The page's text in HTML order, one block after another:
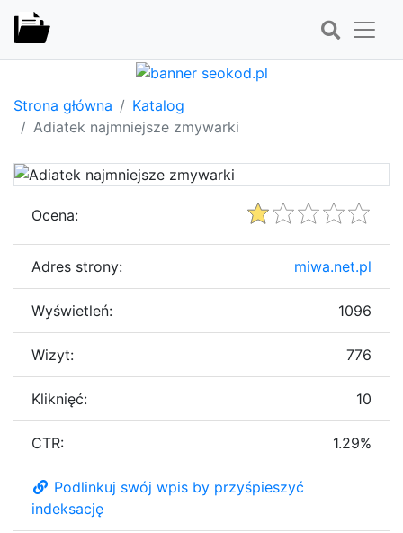
Strona główna
Katalog
Adiatek najmniejsze zmywarki
Ocena:
Adres strony: miwa.net.pl
Wyświetleń: 1096
Wizyt: 776
Kliknięć: 10
CTR: 1.29%
Podlinkuj swój wpis by przyśpieszyć
indeksację